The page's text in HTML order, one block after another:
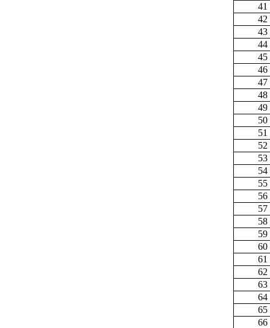
41
42
43
44
45
46
47
48
49
50
51
52
53
54
55
56
57
58
59
60
61
62
63
64
65
66